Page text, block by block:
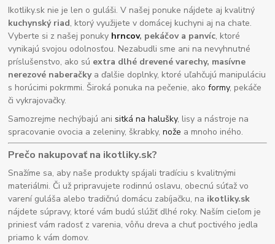
Ikotliky.sk nie je len o guláši. V našej ponuke nájdete aj kvalitný
kuchynský riad, ktorý využijete v domácej kuchyni aj na chate.
Vyberte si z našej ponuky hrncov, pekáčov a panvíc, ktoré
vynikajú svojou odolnosťou. Nezabudli sme ani na nevyhnutné
príslušenstvo, ako sú extra dlhé drevené varechy, masívne
nerezové naberačkya ďalšie doplnky, ktoré uľahčujú manipuláciu
s horúcimi pokrmmi. Široká ponuka na pečenie, akoformy, pekáče
či vykrajovačky.
Samozrejme nechýbajú anisitká na halušky, lisy a nástroje na
spracovanie ovocia a zeleniny, škrabky,nože a mnoho iného.
Prečo nakupovať na ikotliky.sk?
Snažíme sa, aby naše produkty spájali tradíciu s kvalitnými
materiálmi. Či už pripravujete rodinnú oslavu, obecnú súťaž vo
varení guláša alebo tradičnú domácu zabíjačku, na ikotliky.sk
nájdete súpravy, ktoré vám budú slúžiť dlhé roky. Naším cieľom je
priniesť vám radosť z varenia, vôňu dreva a chuť poctivého jedla
priamo k vám domov.